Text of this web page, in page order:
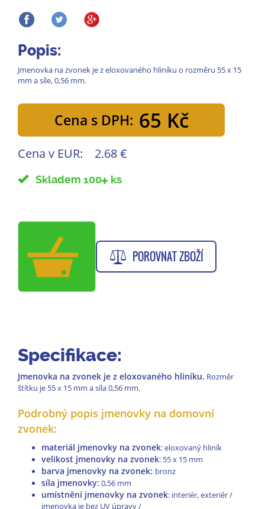
Popis:
Jmenovka na zvonek je z eloxovaného hliníku o rozměru 55 x 15
mm a síle, 0,56 mm.
Cena s DPH: 65 Kč
Cena v EUR: 2.68 €
Skladem 100 ks
POROVNAT ZBOŽÍ
Specifikace:
Jmenovka na zvonek je z eloxovaného hliníku. Rozměr
štítku je 55 x 15 mm a síla 0,56 mm.
Podrobný popis jmenovky na domovní
zvonek:
materiál jmenovky na zvonek: eloxovaný hliník
velikost jmenovky na zvonek: 55 x 15 mm
barva jmenovky na zvonek: bronz
síla jmenovky: 0,56 mm
umístnění jmenovky na zvonek: interiér, exteriér /
jmenovka je bez UV úpravy /